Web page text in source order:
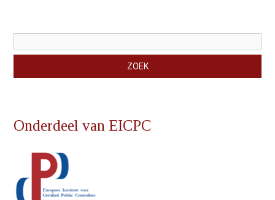
ZOEK
Onderdeel van EICPC